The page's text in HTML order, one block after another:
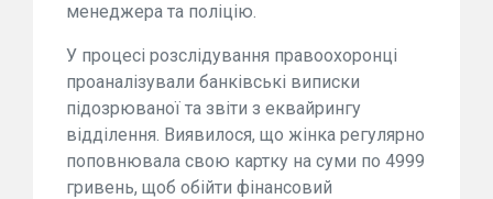
менеджера та поліцію.
У процесі розслідування правоохоронці
проаналізували банківські виписки
підозрюваної та звіти з еквайрингу
відділення. Виявилося, що жінка регулярно
поповнювала свою картку на суми по 4999
гривень, щоб обійти фінансовий